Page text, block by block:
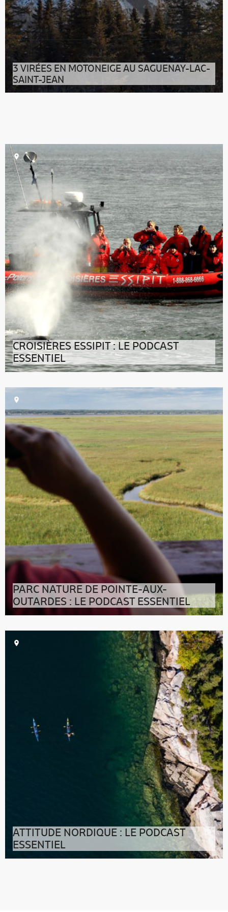
3 VIRÉES EN MOTONEIGE AU SAGUENAY-LAC-
SAINT-JEAN
CROISIÈRES ESSIPIT : LE PODCAST
ESSENTIEL
>> Cliquez ici pour lire la transcription du podcastEt
PARC NATURE DE POINTE-AUX-
OUTARDES : LE PODCAST ESSENTIEL
>> Cliquez ici pour lire la transcription du
podcastBonjour, je suis ravi
ATTITUDE NORDIQUE : LE PODCAST
ESSENTIEL